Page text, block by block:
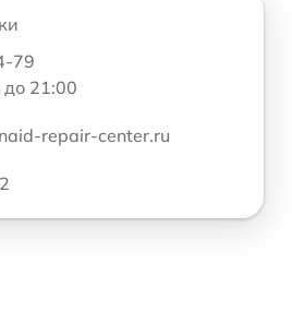
79
21:00
repair-center.ru